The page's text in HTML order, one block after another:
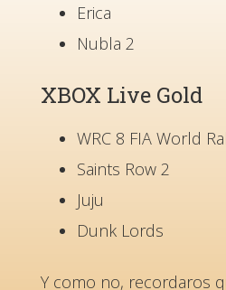
Erica
Nubla 2
XBOX Live Gold
WRC 8 FIA World
Saints Row 2
Juju
Dunk Lords
Y como no, recordaros